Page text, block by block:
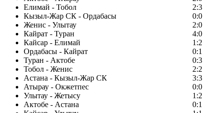
Елимай - Тобол
2:3
Кызыл-Жар СК - Ордабасы
0:0
Женис - Улытау
2:0
Кайрат - Туран
4:0
Кайсар - Елимай
1:2
Ордабасы - Кайрат
0:1
Туран - Актобе
0:3
Тобол - Женис
2:2
Астана - Кызыл-Жар СК
3:3
Атырау - Окжетпес
0:0
Улытау - Жетысу
1:2
Актобе - Астана
0:1